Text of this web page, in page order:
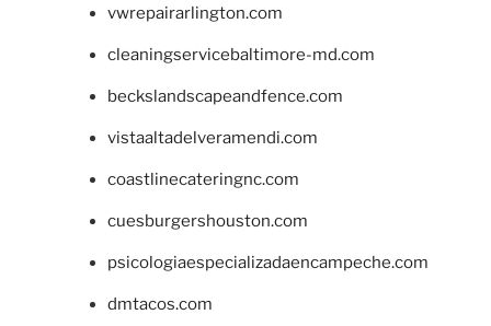
vwrepairarlington.com
cleaningservicebaltimore-md.com
beckslandscapeandfence.com
vistaaltadelveramendi.com
coastlinecateringnc.com
cuesburgershouston.com
psicologiaespecializadaencampeche.com
dmtacos.com